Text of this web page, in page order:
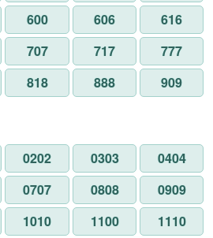
600 606
616
707 717
777
818 888
909
0202 0303
0404
0707 0808
0909
1010 1100
1110